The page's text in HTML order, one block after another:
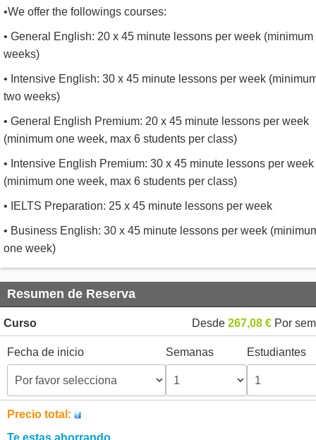
•We offer the followings courses:
• General English: 20 x 45 minute lessons per week (minimum
weeks)
• Intensive English: 30 x 45 minute lessons per week
two weeks)
• General English Premium: 20 x 45 minute lessons per week
(minimum one week, max 6 students per class)
• Intensive English Premium: 30 x 45 minute lessons per week
(minimum one week, max 6 students per class)
• IELTS Preparation: 25 x 45 minute lessons per week
• Business English: 30 x 45 minute lessons per week
one week)
Resumen de Reserva
Curso Desde 267,08 € Por
Fecha de inicio Semanas Estudiantes
Precio total:
Te estas ahorrando